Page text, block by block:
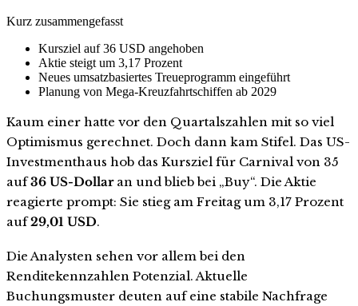
Kurz zusammengefasst
Kursziel auf 36 USD angehoben
Aktie steigt um 3,17 Prozent
Neues umsatzbasiertes Treueprogramm eingeführt
Planung von Mega-Kreuzfahrtschiffen ab 2029
Kaum einer hatte vor den Quartalszahlen mit so viel
Optimismus gerechnet. Doch dann kam Stifel. Das US-
Investmenthaus hob das Kursziel für Carnival von 35
auf36 US-Dollaran und blieb bei „Buy“. Die Aktie
reagierte prompt: Sie stieg am Freitag um 3,17 Prozent
auf29,01 USD.
Die Analysten sehen vor allem bei den
Renditekennzahlen Potenzial. Aktuelle
Buchungsmuster deuten auf eine stabile Nachfrage